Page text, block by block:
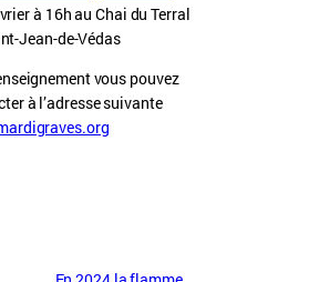
à 16h au Chai du Terral
Jean-de-Védas
vous pouvez
à l’adresse suivante